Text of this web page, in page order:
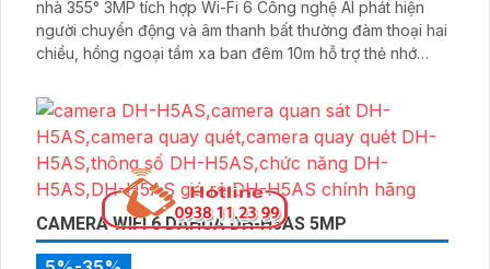
nhà 355° 3MP tích hợp Wi-Fi 6 Công nghệ AI phát hiện
người chuyển động và âm thanh bất thường đàm thoại hai
chiều, hồng ngoại tầm xa ban đêm 10m hỗ trợ thẻ nhớ
DMSS
CAMERA WIFI 6 DAHUA DH-H5AS 5MP